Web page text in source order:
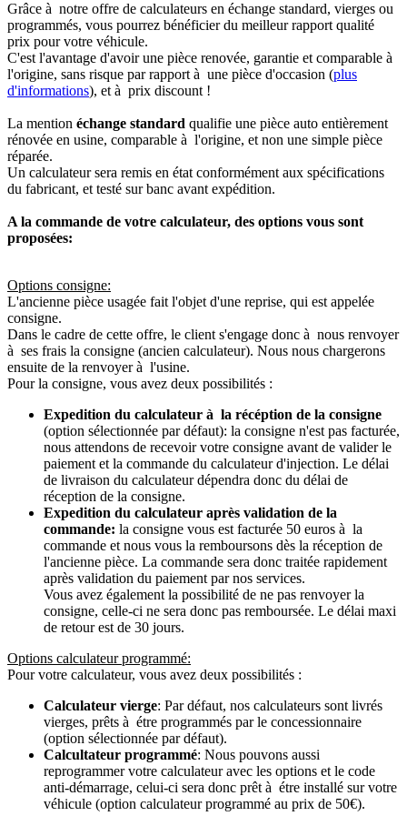
Grâce à notre offre de calculateurs en échange standard, vierges ou
programmés, vous pourrez bénéficier du meilleur rapport qualité
prix pour votre véhicule.
C'est l'avantage d'avoir une pièce renovée, garantie et comparable à
l'origine, sans risque par rapport à une pièce d'occasion (plus
d'informations), et à prix discount !
La mention échange standard qualifie une pièce auto entièrement
rénovée en usine, comparable à l'origine, et non une simple pièce
réparée.
Un calculateur sera remis en état conformément aux spécifications
du fabricant, et testé sur banc avant expédition.
A la commande de votre calculateur, des options vous sont
proposées:
Options consigne:
L'ancienne pièce usagée fait l'objet d'une reprise, qui est appelée
consigne.
Dans le cadre de cette offre, le client s'engage donc à nous renvoyer
à ses frais la consigne (ancien calculateur). Nous nous chargerons
ensuite de la renvoyer à l'usine.
Pour la consigne, vous avez deux possibilités :
Expedition du calculateur à la récéption de la consigne
(option sélectionnée par défaut): la consigne n'est pas facturée,
nous attendons de recevoir votre consigne avant de valider le
paiement et la commande du calculateur d'injection. Le délai
de livraison du calculateur dépendra donc du délai de
réception de la consigne.
Expedition du calculateur après validation de la
commande: la consigne vous est facturée 50 euros à la
commande et nous vous la remboursons dès la réception de
l'ancienne pièce. La commande sera donc traitée rapidement
après validation du paiement par nos services.
Vous avez également la possibilité de ne pas renvoyer la
consigne, celle-ci ne sera donc pas remboursée. Le délai maxi
de retour est de 30 jours.
Options calculateur programmé:
Pour votre calculateur, vous avez deux possibilités :
Calculateur vierge: Par défaut, nos calculateurs sont livrés
vierges, prêts à étre programmés par le concessionnaire
(option sélectionnée par défaut).
Calcultateur programmé: Nous pouvons aussi
reprogrammer votre calculateur avec les options et le code
anti-démarrage, celui-ci sera donc prêt à étre installé sur votre
véhicule (option calculateur programmé au prix de 50€).